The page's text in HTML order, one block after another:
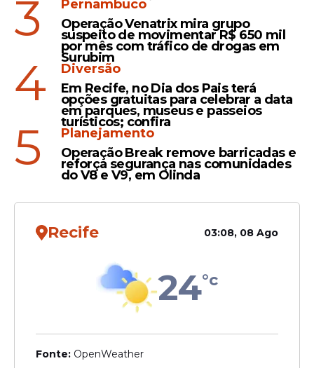
Preço
Gasolina em Pernambuco
tem média de R$ 7,30 o
litro mesmo com
fiscalização intensa do
Procon
Combustível
Gasolina em Pernambuco
registra 10% acima da
média nacional; Procon fez
Veja Também
3
Pernambuco
Operação Venatrix mira grupo
suspeito de movimentar R$ 650 mil
por mês com tráfico de drogas em
Surubim
4
Diversão
Em Recife, no Dia dos Pais terá
opções gratuitas para celebrar a data
em parques, museus e passeios
turísticos; confira
5
Planejamento
Operação Break remove barricadas e
reforça segurança nas comunidades
do V8 e V9, em Olinda
Recife 03:08, 08 Ago
24°c
Fonte: OpenWeather